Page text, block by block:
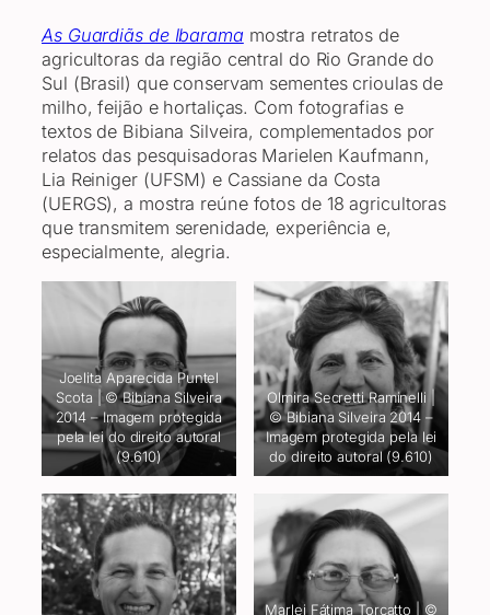
As Guardiãs de Ibarama mostra retratos de
agricultoras da região central do Rio Grande do
Sul (Brasil) que conservam sementes crioulas de
milho, feijão e hortaliças. Com fotografias e
textos de Bibiana Silveira, complementados por
relatos das pesquisadoras Marielen Kaufmann,
Lia Reiniger (UFSM) e Cassiane da Costa
(UERGS), a mostra reúne fotos de 18 agricultoras
que transmitem serenidade, experiência e,
especialmente, alegria.
Joelita Aparecida Puntel
Scota | © Bibiana Silveira
2014 – Imagem protegida
pela lei do direito autoral
(9.610)
Olmira Secretti Raminelli |
© Bibiana Silveira 2014 –
Imagem protegida pela lei
do direito autoral (9.610)
Marlei Fátima Torcatto | ©